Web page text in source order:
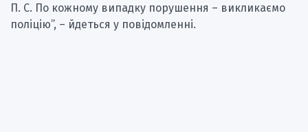
П. С. По кожному випадку порушення – викликаємо
поліцію”, – йдеться у повідомленні.